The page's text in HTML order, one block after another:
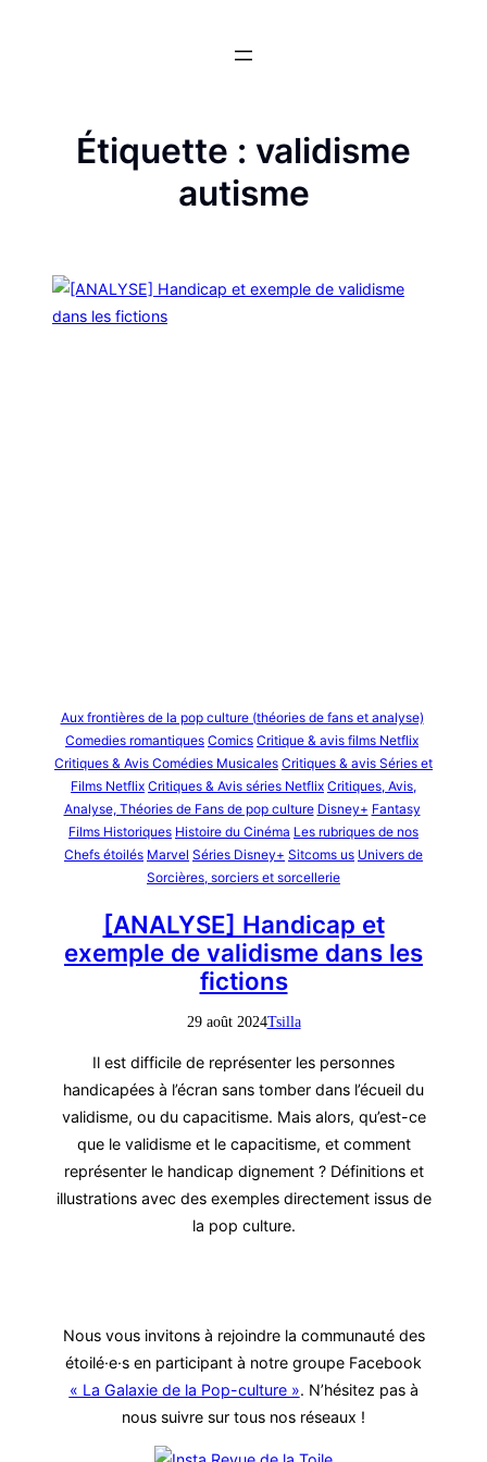
Étiquette : validisme
autisme
Aux frontières de la pop culture (théories de fans et analyse)
Comedies romantiques Comics Critique & avis films Netflix
Critiques & Avis Comédies Musicales Critiques & avis Séries et
Films Netflix Critiques & Avis séries Netflix Critiques, Avis,
Analyse, Théories de Fans de pop culture Disney+ Fantasy
Films Historiques Histoire du Cinéma Les rubriques de nos
Chefs étoilés Marvel Séries Disney+ Sitcoms us Univers de
Sorcières, sorciers et sorcellerie
[ANALYSE] Handicap et
exemple de validisme dans les
fictions
29 août 2024Tsilla
Il est difficile de représenter les personnes
handicapées à l’écran sans tomber dans l’écueil du
validisme, ou du capacitisme. Mais alors, qu’est-ce
que le validisme et le capacitisme, et comment
représenter le handicap dignement ? Définitions et
illustrations avec des exemples directement issus de
la pop culture.
Nous vous invitons à rejoindre la communauté des
étoilé·e·s en participant à notre groupe Facebook
« La Galaxie de la Pop-culture ». N’hésitez pas à
nous suivre sur tous nos réseaux !